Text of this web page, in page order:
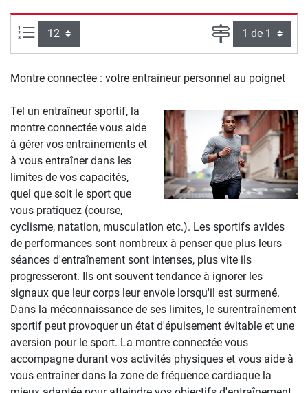
Articles par page : Page
Montre connectée : votre entraîneur personnel au poignet
Tel un entraîneur sportif, la
montre connectée vous aide
à gérer vos entraînements et
à vous entraîner dans les
limites de vos capacités,
quel que soit le sport que
vous pratiquez (course,
cyclisme, natation, musculation etc.). Les sportifs avides
de performances sont nombreux à penser que plus leurs
séances d'entraînement sont intenses, plus vite ils
progresseront. Ils ont souvent tendance à ignorer les
signaux que leur corps leur envoie lorsqu'il est surmené.
Dans la méconnaissance de ses limites, le surentraînement
sportif peut provoquer un état d'épuisement évitable et une
aversion pour le sport. La montre connectée vous
accompagne durant vos activités physiques et vous aide à
vous entraîner dans la zone de fréquence cardiaque la